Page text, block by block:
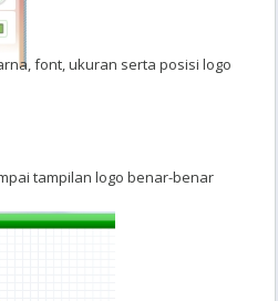
font, ukuran serta posisi logo
tampilan logo benar-benar